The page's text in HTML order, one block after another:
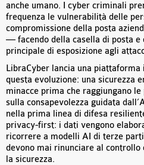
anche umano. I cyber criminali
frequenza le vulnerabilità delle
compromissione della posta
— facendo della casella di posta e
principale di esposizione agli
LibraCyber lancia una
questa evoluzione: una sicurezza
minacce prima che raggiungano
sulla consapevolezza guidata
nella prima linea di difesa
privacy-first: i dati vengono
ricorrere a modelli AI di terze
devono mai rinunciare al
la sicurezza.